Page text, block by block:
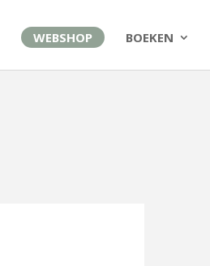
WEBSHOP BOEKEN